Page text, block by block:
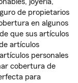
de propietarios
en algunos
que sus artículos
artículos
personales
cobertura de
para